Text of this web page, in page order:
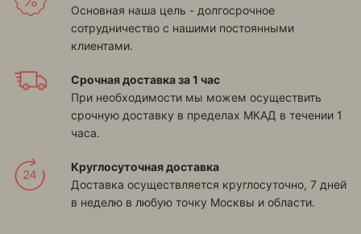
Основная наша цель - долгосрочное
сотрудничество с нашими постоянными
клиентами.
Срочная доставка за 1 час
При необходимости мы можем осуществить
срочную доставку в пределах МКАД в течении 1
часа.
Круглосуточная доставка
Доставка осуществляется круглосуточно, 7 дней
в неделю в любую точку Москвы и области.